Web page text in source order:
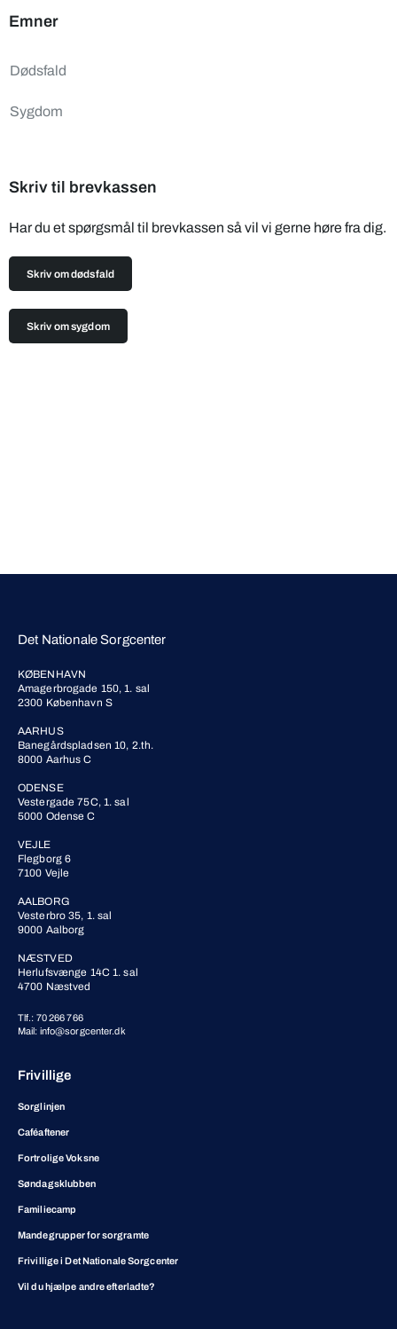
Emner
Dødsfald
Sygdom
Skriv til brevkassen
Har du et spørgsmål til brevkassen så vil vi gerne høre fra dig.
Skriv om dødsfald
Skriv om sygdom
Det Nationale Sorgcenter
KØBENHAVN
Amagerbrogade 150, 1. sal
2300 København S
AARHUS
Banegårdspladsen 10, 2.th.
8000 Aarhus C
ODENSE
Vestergade 75C, 1. sal
5000 Odense C
VEJLE
Flegborg 6
7100 Vejle
AALBORG
Vesterbro 35, 1. sal
9000 Aalborg
NÆSTVED
Herlufsvænge 14C 1. sal
4700 Næstved
Tlf.: 70 266 766
Mail: info@sorgcenter.dk
Frivillige
Sorglinjen
Caféaftener
Fortrolige Voksne
Søndagsklubben
Familiecamp
Mandegrupper for sorgramte
Frivillige i Det Nationale Sorgcenter
Vil du hjælpe andre efterladte?